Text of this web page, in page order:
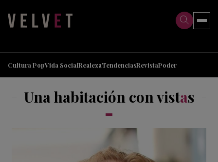
Cultura PopVida SocialRealezaTendenciasRevistaPoder
Una habitación con vistas